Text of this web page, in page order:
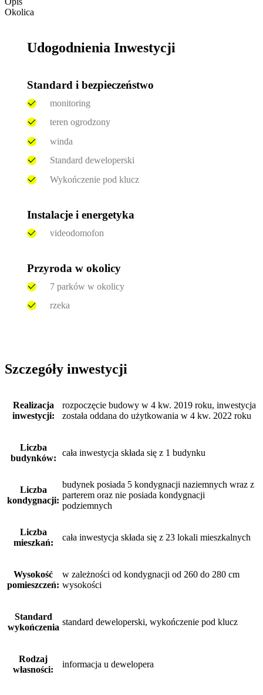
Okolica
Udogodnienia Inwestycji
Standard i bezpieczeństwo
monitoring
teren ogrodzony
winda
Standard deweloperski
Wykończenie pod klucz
Instalacje i energetyka
videodomofon
Przyroda w okolicy
7 parków w okolicy
rzeka
Szczegóły inwestycji
Realizacja
inwestycji:
rozpoczęcie budowy w 4 kw. 2019 roku, inwestycja
została oddana do użytkowania w 4 kw. 2022 roku
Liczba
budynków:
cała inwestycja składa się z 1 budynku
Liczba
kondygnacji:
budynek posiada 5 kondygnacji naziemnych wraz z
parterem oraz nie posiada kondygnacji
podziemnych
Liczba
mieszkań:
cała inwestycja składa się z 23 lokali mieszkalnych
Wysokość
pomieszczeń:
w zależności od kondygnacji od 260 do 280 cm
wysokości
Standard
wykończenia
standard deweloperski, wykończenie pod klucz
Rodzaj
własności:
informacja u dewelopera